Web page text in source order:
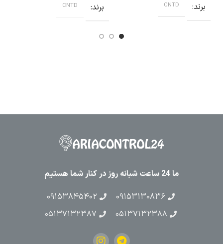
برند CNTD برند CNTD
ما 24 ساعت شبانه روز در کنار شما هستیم
۰۹۱۵۳۱۳۰۸۳۶
۰۹۱۵۳۸۴۵۴۰۲
۰۵۱۳۷۱۳۲۳۸۸
۰۵۱۳۷۱۳۲۳۸۷